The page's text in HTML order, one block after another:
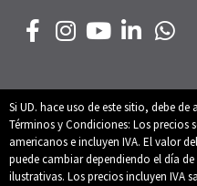
Si UD. hace uso de este sitio, debe de
Términos y Condiciones: Los precios
americanos e incluyen IVA. El valor
puede cambiar dependiendo el día
ilustrativas. Los precios incluyen IVA